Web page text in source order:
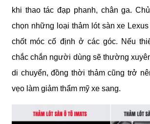
khi thao tác đạp phanh, chân ga.
chọn những loại thảm lót sàn xe
chốt móc cố định ở các góc. Nếu
chắc chắn người dùng sẽ thường
di chuyển, đồng thời thảm cũng trở
vẹo làm giảm thẩm mỹ xe sang.